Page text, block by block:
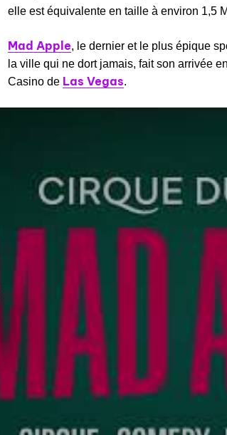
elle est équivalente en taille à environ 1,5
Mad Apple, le dernier et le plus épique
la ville qui ne dort jamais, fait son arrivée
Casino de Las Vegas.